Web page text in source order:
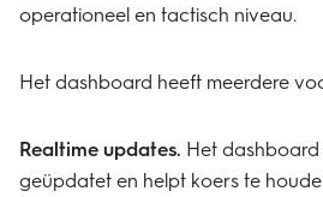
operationeel en tactisch niveau.
Hetdashboard heeft meerdere
Realtime updates. Het
geüpdatet en helpt koers te